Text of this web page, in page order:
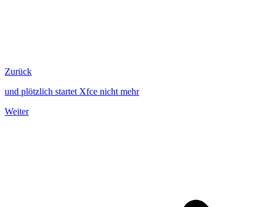
Zurück
und plötzlich startet Xfce nicht mehr
Weiter